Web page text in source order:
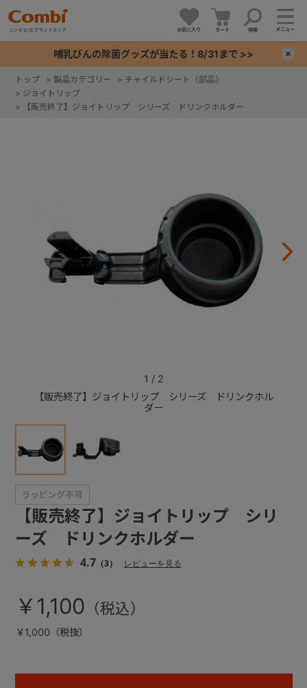
お気に入り カート 検索 メニュー
哺乳びんの除菌グッズが当たる！8/31まで >>
トップ > 製品カテゴリー > チャイルドシート（部品）
> ジョイトリップ
>
【販売終了】ジョイトリップ シリーズ ドリンクホルダー
【販売終了】ジョイトリップ シリーズ ドリンクホル
ダー
1 / 2
【販売終了】ジョイトリップ シリ
ーズ ドリンクホルダー
4.7（3） レビューを見る
￥1,100
￥1,000（税抜）